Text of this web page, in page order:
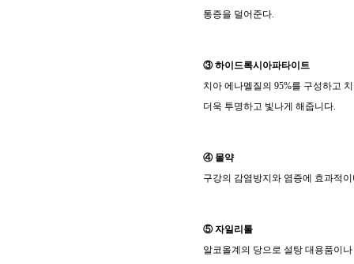
통증을 덜어준다.
③ 하이드록시아파타이트
치아 에나멜질의 95%를 구성하고
더욱 투명하고 빛나게 해줍니다.
④ 몰약
구강의 감염방지와 염증에 효과적
⑤ 자일리톨
알코올계의 당으로 설탕 대용품이